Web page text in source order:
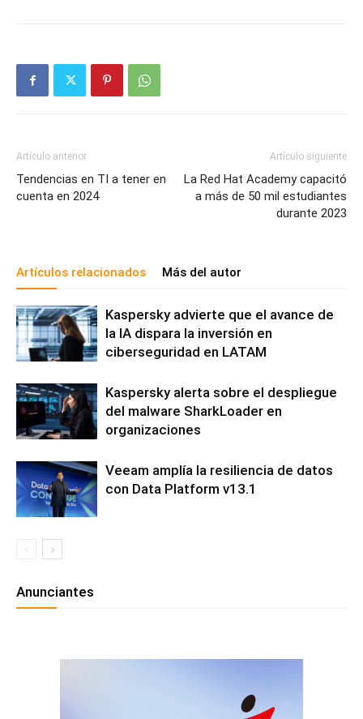
Artículo anterior
Tendencias en TI a tener en
cuenta en 2024
Artículo siguiente
La Red Hat Academy capacitó
a más de 50 mil estudiantes
durante 2023
Artículos relacionados Más del autor
Kaspersky advierte que el avance de
la IA dispara la inversión en
ciberseguridad en LATAM
Kaspersky alerta sobre el despliegue
del malware SharkLoader en
organizaciones
Veeam amplía la resiliencia de datos
con Data Platform v13.1
Anunciantes